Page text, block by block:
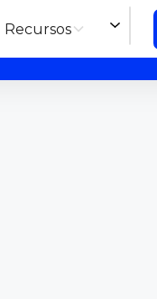
Recursos